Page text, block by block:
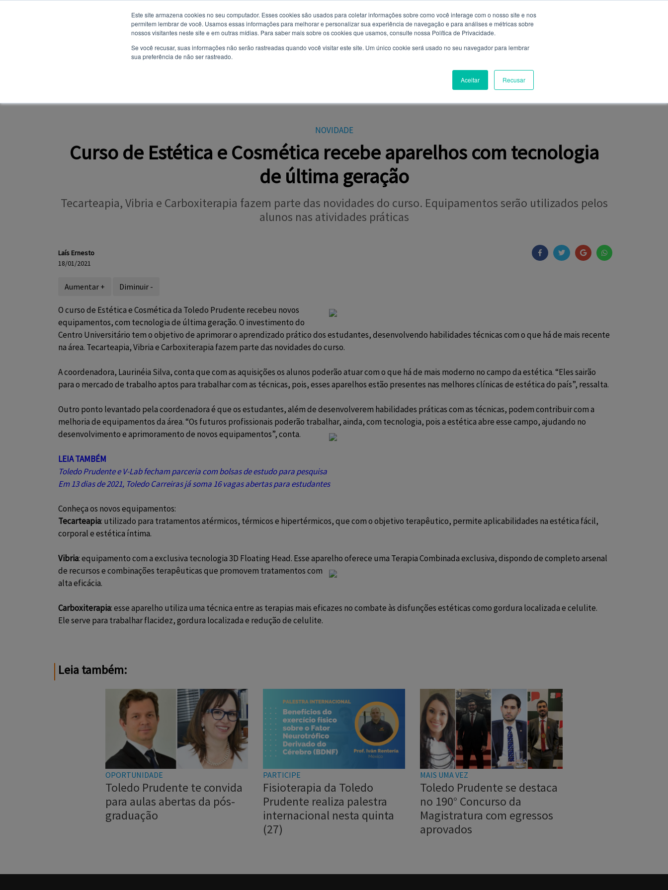
Este site armazena cookies no seu computador. Esses cookies são usados ​​para coletar informações sobre como você interage com o nosso site e nos
permitem lembrar de você. Usamos essas informações para melhorar e personalizar sua experiência de navegação e para análises e métricas sobre
nossos visitantes neste site e em outras mídias. Para saber mais sobre os cookies que usamos, consulte nossa Política de Privacidade.
Se você recusar, suas informações não serão rastreadas quando você visitar este site. Um único cookie será usado no seu navegador para lembrar
sua preferência de não ser rastreado.
Aceitar Recusar
NOTÍCIAS
8 de agosto de 2026
OPINIÃO FALE CONOSCO CLUBE DE SERVIÇOS
NOVIDADE
Curso de Estética e Cosmética recebe aparelhos com tecnologia
de última geração
Tecarteapia, Vibria e Carboxiterapia fazem parte das novidades do curso. Equipamentos serão utilizados pelos
alunos nas atividades práticas
Laís Ernesto
18/01/2021
Aumentar + Diminuir -
O curso de Estética e Cosmética da Toledo Prudente recebeu novos
equipamentos, com tecnologia de última geração. O investimento do
Centro Universitário tem o objetivo de aprimorar o aprendizado prático dos estudantes, desenvolvendo habilidades técnicas com o que há de mais recente
na área. Tecarteapia, Vibria e Carboxiterapia fazem parte das novidades do curso.
A coordenadora, Laurinéia Silva, conta que com as aquisições os alunos poderão atuar com o que há de mais moderno no campo da estética. “Eles sairão
para o mercado de trabalho aptos para trabalhar com as técnicas, pois, esses aparelhos estão presentes nas melhores clínicas de estética do país”, ressalta.
Outro ponto levantado pela coordenadora é que os estudantes, além de desenvolverem habilidades práticas com as técnicas, podem contribuir com a
melhoria de equipamentos da área. “Os futuros profissionais poderão trabalhar, ainda, com tecnologia, pois a estéticaabre esse campo, ajudando no
desenvolvimento e aprimoramento de novos equipamentos”, conta.
LEIA TAMBÉM
Toledo Prudente e V-Lab fecham parceria com bolsas de estudo para pesquisa
Em 13 dias de 2021, Toledo Carreiras já soma 16 vagas abertas para estudantes
Conheça os novos equipamentos:
Tecarteapia: utilizado para tratamentos atérmicos, térmicos e hipertérmicos, que com o objetivo terapêutico, permite aplicabilidades na estética fácil,
corporal e estética íntima.
Vibria: equipamento com a exclusiva tecnologia 3D Floating Head. Esse aparelho oferece uma Terapia Combinada exclusiva, dispondo de completo arsenal
de recursos e combinações terapêuticas que promovem tratamentos com
alta eficácia.
Carboxiterapia: esse aparelho utiliza uma técnica entre as terapias mais eficazes no combate às disfunções estéticas como gordura localizada e celulite.
Ele serve para trabalhar flacidez, gordura localizada e redução de celulite.
Leia também:
OPORTUNIDADE
Toledo Prudente te convida
para aulas abertas da pós-
graduação
PARTICIPE
Fisioterapia da Toledo
Prudente realiza palestra
internacional nesta quinta
(27)
MAIS UMA VEZ
Toledo Prudente se destaca
no 190° Concurso da
Magistratura com egressos
aprovados
Você quer receber notificações e não perder nenhuma notícia
importante?